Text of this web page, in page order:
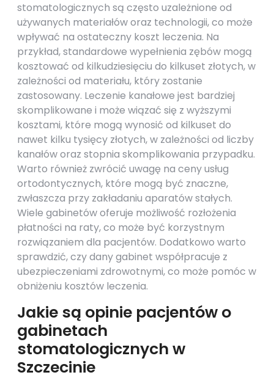
stomatologicznych są często uzależnione od
używanych materiałów oraz technologii, co może
wpływać na ostateczny koszt leczenia. Na
przykład, standardowe wypełnienia zębów mogą
kosztować od kilkudziesięciu do kilkuset złotych, w
zależności od materiału, który zostanie
zastosowany. Leczenie kanałowe jest bardziej
skomplikowane i może wiązać się z wyższymi
kosztami, które mogą wynosić od kilkuset do
nawet kilku tysięcy złotych, w zależności od liczby
kanałów oraz stopnia skomplikowania przypadku.
Warto również zwrócić uwagę na ceny usług
ortodontycznych, które mogą być znaczne,
zwłaszcza przy zakładaniu aparatów stałych.
Wiele gabinetów oferuje możliwość rozłożenia
płatności na raty, co może być korzystnym
rozwiązaniem dla pacjentów. Dodatkowo warto
sprawdzić, czy dany gabinet współpracuje z
ubezpieczeniami zdrowotnymi, co może pomóc w
obniżeniu kosztów leczenia.
Jakie są opinie pacjentów o
gabinetach
stomatologicznych w
Szczecinie